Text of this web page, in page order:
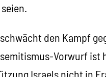
den Kampf
Vorwurf ist
Israels nicht in